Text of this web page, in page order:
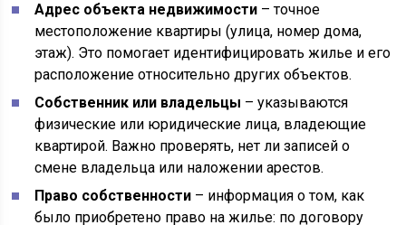
Адрес объекта недвижимости – точное
местоположение квартиры (улица, номер дома,
этаж). Это помогает идентифицировать жилье и его
расположение относительно других объектов.
Собственник или владельцы – указываются
физические или юридические лица, владеющие
квартирой. Важно проверять, нет ли записей о
смене владельца или наложении арестов.
Право собственности – информация о том, как
было приобретено право на жилье: по договору